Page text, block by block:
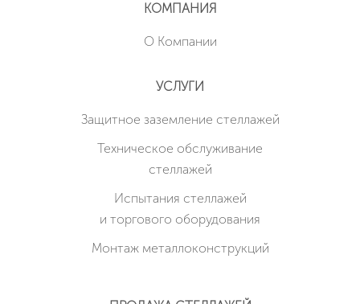
КОМПАНИЯ
О Компании
УСЛУГИ
Защитное заземление стеллажей
Техническое обслуживание
стеллажей
Испытания стеллажей
и торгового оборудования
Монтаж металлоконструкций